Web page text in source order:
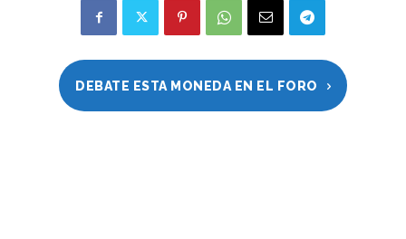
DEBATE ESTA MONEDA EN EL FORO